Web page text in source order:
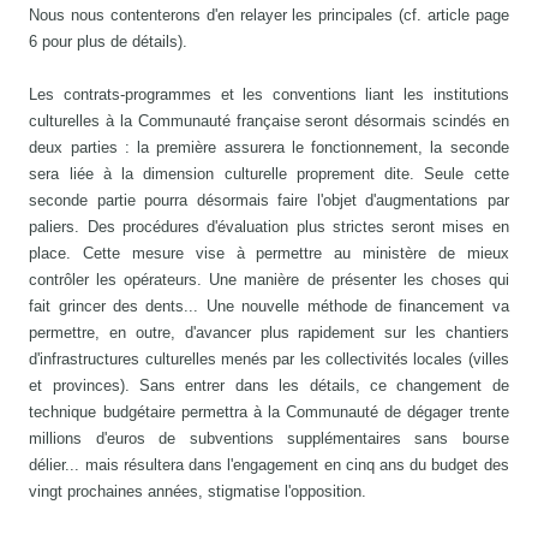
Nous nous contenterons d'en relayer les principales (cf. article page
6 pour plus de détails).
Les contrats-programmes et les conventions liant les institutions
culturelles à la Communauté française seront désormais scindés en
deux parties : la première assurera le fonctionnement, la seconde
sera liée à la dimension culturelle proprement dite. Seule cette
seconde partie pourra désormais faire l'objet d'augmentations par
paliers. Des procédures d'évaluation plus strictes seront mises en
place. Cette mesure vise à permettre au ministère de mieux
contrôler les opérateurs. Une manière de présenter les choses qui
fait grincer des dents... Une nouvelle méthode de financement va
permettre, en outre, d'avancer plus rapidement sur les chantiers
d'infrastructures culturelles menés par les collectivités locales (villes
et provinces). Sans entrer dans les détails, ce changement de
technique budgétaire permettra à la Communauté de dégager trente
millions d'euros de subventions supplémentaires sans bourse
délier... mais résultera dans l'engagement en cinq ans du budget des
vingt prochaines années, stigmatise l'opposition.